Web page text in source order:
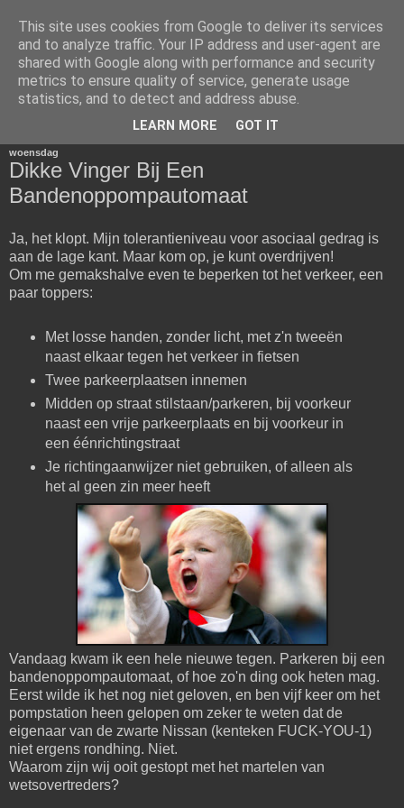
Het Woord van Henk
Voor diegenen die van mijn mening en schrijfsels gediend
woensdag
Dikke Vinger Bij Een
Bandenoppompautomaat
Ja, het klopt. Mijn tolerantieniveau voor asociaal gedrag is
aan de lage kant. Maar kom op, je kunt overdrijven!
Om me gemakshalve even te beperken tot het verkeer, een
paar toppers:
Met losse handen, zonder licht, met z'n tweeën
naast elkaar tegen het verkeer in fietsen
Twee parkeerplaatsen innemen
Midden op straat stilstaan/parkeren, bij voorkeur
naast een vrije parkeerplaats en bij voorkeur in
een éénrichtingstraat
Je richtingaanwijzer niet gebruiken, of alleen als
het al geen zin meer heeft
Vandaag kwam ik een hele nieuwe tegen. Parkeren bij een
bandenoppompautomaat, of hoe zo'n ding ook heten mag.
Eerst wilde ik het nog niet geloven, en ben vijf keer om het
pompstation heen gelopen om zeker te weten dat de
eigenaar van de zwarte Nissan (kenteken FUCK-YOU-1)
niet ergens rondhing. Niet.
Waarom zijn wij ooit gestopt met het martelen van
wetsovertreders?
This site uses cookies from Google to deliver its services
and to analyze traffic. Your IP address and user-agent are
shared with Google along with performance and security
metrics to ensure quality of service, generate usage
statistics, and to detect and address abuse.
LEARN MORE GOT IT